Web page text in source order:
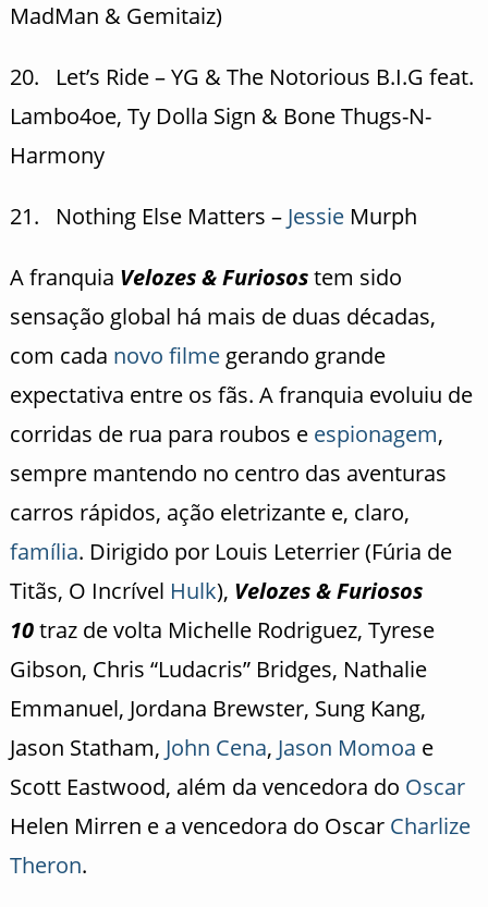
MadMan & Gemitaiz)
20. Let’s Ride – YG & The Notorious B.I.G feat.
Lambo4oe, Ty Dolla Sign & Bone Thugs-N-
Harmony
21. Nothing Else Matters – JessieMurph
A franquia Velozes & Furiosostem sido
sensação global há mais de duas décadas,
com cada novo filmegerando grande
expectativa entre os fãs. A franquia evoluiu de
corridas de rua para roubos e espionagem,
sempre mantendo no centro das aventuras
carros rápidos, ação eletrizante e, claro,
família. Dirigido por Louis Leterrier (Fúria de
Titãs, O Incrível Hulk), Velozes & Furiosos
10traz de volta Michelle Rodriguez, Tyrese
Gibson, Chris “Ludacris” Bridges, Nathalie
Emmanuel, Jordana Brewster, Sung Kang,
Jason Statham, John Cena, Jason Momoa e
Scott Eastwood, além da vencedora do Oscar
Helen Mirren e a vencedora do Oscar Charlize
Theron.